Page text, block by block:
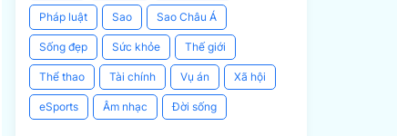
Pháp luật Sao Sao Châu Á
Sống đẹp Sức khỏe Thế giới
Thể thao Tài chính Vụ án Xã hội
eSports Âm nhạc Đời sống